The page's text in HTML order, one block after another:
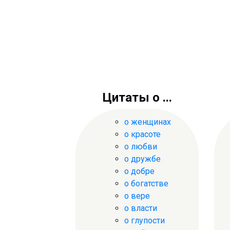
Цитаты о ...
о женщинах
о красоте
о любви
о дружбе
о добре
о богатстве
о вере
о власти
о глупости